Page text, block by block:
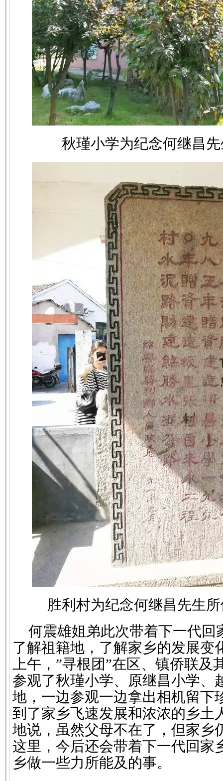
秋瑾小学为纪念何继昌
胜利村为纪念何继昌先生
何震雄姐弟此次带着下一代回
了解祖籍地，了解家乡的发展变
上午，”寻根团”在区、镇侨联
参观了秋瑾小学、原继昌小学、
地，一边参观一边拿出相机留下
到了家乡飞速发展和浓浓的乡土
地说，虽然父母不在了，但家乡
这里，今后还会带着下一代回家
乡做一些力所能及的事。